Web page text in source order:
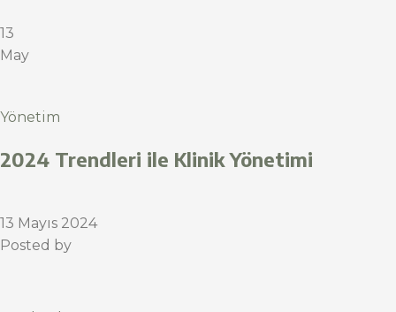
13
May
Yönetim
2024 Trendleri ile Klinik Yönetimi
13 Mayıs 2024
Posted by